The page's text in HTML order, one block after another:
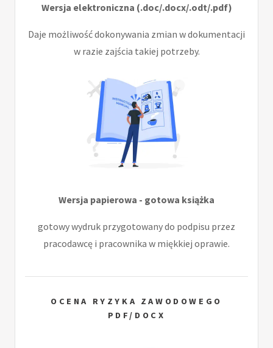
Wersja elektroniczna (.doc/.docx/.odt/.pdf)
Daje możliwość dokonywania zmian w dokumentacji
w razie zajścia takiej potrzeby.
Wersja papierowa - gotowa książka
gotowy wydruk przygotowany do podpisu przez
pracodawcę i pracownika w miękkiej oprawie.
OCENA RYZYKA ZAWODOWEGO
PDF/DOCX